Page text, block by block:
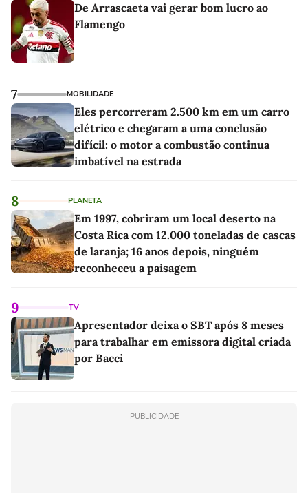
De Arrascaeta vai gerar bom lucro ao
Flamengo
7 MOBILIDADE
Eles percorreram 2.500 km em um carro
elétrico e chegaram a uma conclusão
difícil: o motor a combustão continua
imbatível na estrada
8 PLANETA
Em 1997, cobriram um local deserto na
Costa Rica com 12.000 toneladas de cascas
de laranja; 16 anos depois, ninguém
reconheceu a paisagem
9 TV
Apresentador deixa o SBT após 8 meses
para trabalhar em emissora digital criada
por Bacci
PUBLICIDADE